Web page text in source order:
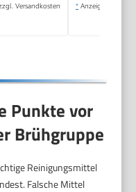
Versandkosten * Anzeige
Punkte vor
Brühgruppe
Reinigungsmittel
Falsche Mittel